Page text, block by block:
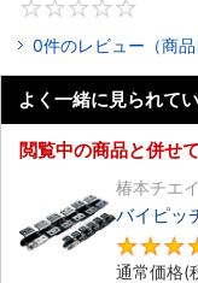
0件のレビュー（商品
よく一緒に見られて
閲覧中の商品と併せ
椿本チエ
バイピッ
通常価格(